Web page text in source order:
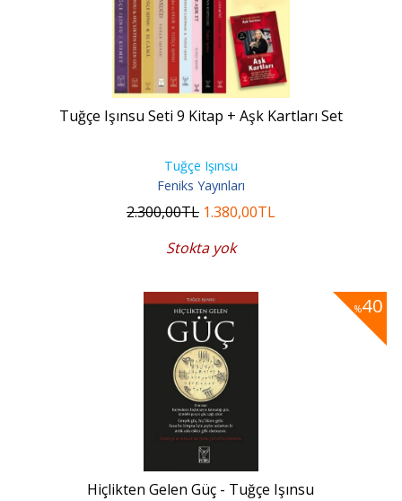
Tuğçe Işınsu Seti 9 Kitap + Aşk Kartları Set
Tuğçe Işınsu
Feniks Yayınları
2.300,00TL 1.380,00TL
Stokta yok
%40
Hiçlikten Gelen Güç - Tuğçe Işınsu